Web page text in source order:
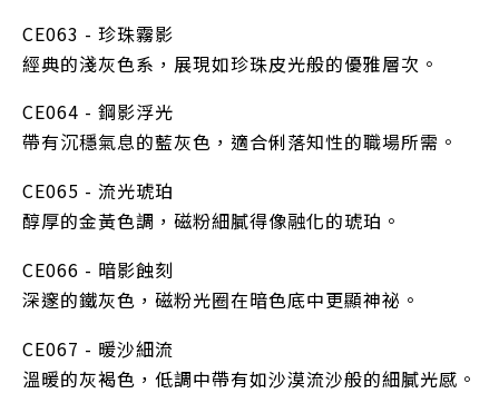
CE063 - 珍珠霧影
經典的淺灰色系，展現如珍珠皮光般的優雅層次。
CE064 - 鋼影浮光
帶有沉穩氣息的藍灰色，適合俐落知性的職場所需。
CE065 - 流光琥珀
醇厚的金黃色調，磁粉細膩得像融化的琥珀。
CE066 - 暗影蝕刻
深邃的鐵灰色，磁粉光圈在暗色底中更顯神祕。
CE067 - 暖沙細流
溫暖的灰褐色，低調中帶有如沙漠流沙般的細膩光感。